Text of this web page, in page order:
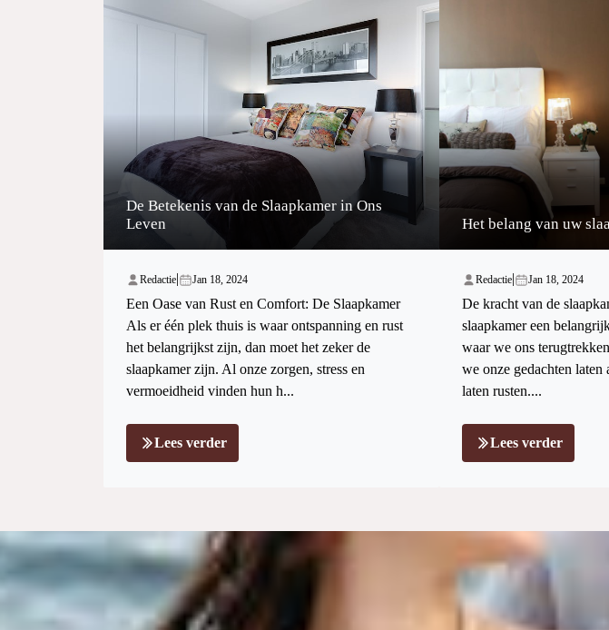
De Betekenis van de Slaapkamer in Ons
Leven
Redactie| Jan 18, 2024
Een Oase van Rust en Comfort: De Slaapkamer
Als er één plek thuis is waar ontspanning en rust
het belangrijkst zijn, dan moet het zeker de
slaapkamer zijn. Al onze zorgen, stress en
vermoeidheid vinden hun h...
Lees verder
Het belang van uw
Redactie| Jan 18, 2024
De kracht van de
slaapkamer een
waar we ons
we onze gedachten
laten rusten....
Lees verder